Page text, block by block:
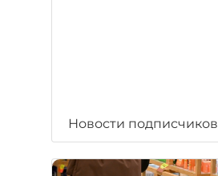
Новости подписчиков